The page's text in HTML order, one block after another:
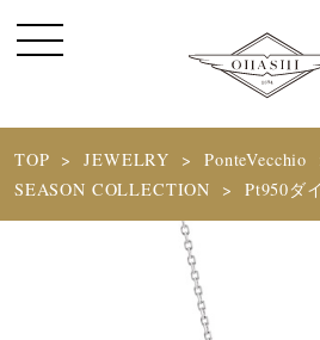
TOP JEWELRY
PonteVecchio
SEASON COLLECTION
Pt950ダ